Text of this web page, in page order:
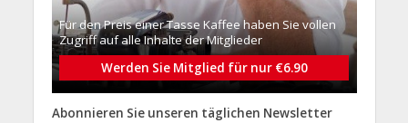
Für den Preis einer Tasse Kaffee haben Sie vollen
Zugriff auf alle Inhalte der Mitglieder
Werden Sie Mitglied für nur €6.90
Abonnieren Sie unseren täglichen Newsletter